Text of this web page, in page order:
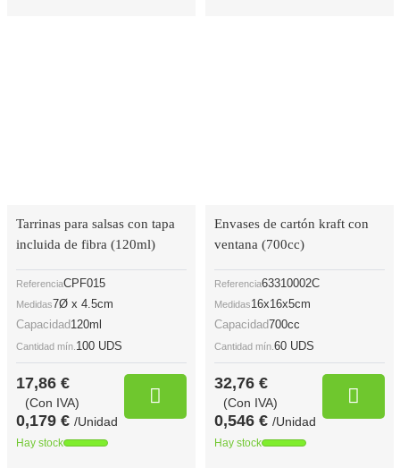
Tarrinas para salsas con tapa
incluida de fibra (120ml)
ReferenciaCPF015
Medidas7Ø x 4.5cm
Capacidad120ml
Cantidad mín. 100 UDS
17,86 €
(Con IVA)
0,179 € /Unidad
Hay stock
Envases de cartón kraft con
ventana (700cc)
Referencia63310002C
Medidas16x16x5cm
Capacidad700cc
Cantidad mín. 60 UDS
32,76 €
(Con IVA)
0,546 € /Unidad
Hay stock